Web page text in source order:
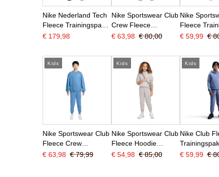
Nike Nederland Tech
Fleece Trainingspak
2026-2028 Kids
Oranje
€ 179,98
Nike Sportswear Club
Crew Fleece
Trainingspak Kids
€ 63,98 € 80,00
Nike
Fleece
Hooded
€ 59,99 €
Kids
Nike Sportswear Club
Fleece Crew
Trainingspak Kids
€ 63,98 € 79,99
Kids
Nike Sportswear Club
Fleece Hoodie
Trainingspak Kids
€ 54,98 € 85,00
Kids
Nike Club
Trainingspak
Sportswear
€ 59,99 €